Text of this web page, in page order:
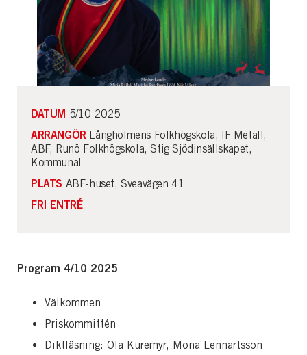
Program 4/10 2025
Välkommen
Priskommittén
Diktläsning: Ola Kuremyr, Mona Lennartsson
DATUM 5/10 2025
ARRANGÖRLångholmens Folkhögskola, IF Metall,
ABF, Runö Folkhögskola, Stig Sjödinsällskapet,
Kommunal
PLATS ABF-huset, Sveavägen 41
FRI ENTRÉ